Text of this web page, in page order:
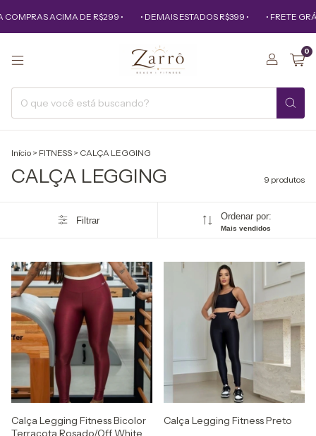
ACIMA DE R$299 • • DEMAIS ESTADOS R$399 • • FRETE
0
Início > FITNESS > CALÇA LEGGING
CALÇA LEGGING 9 produtos
Filtrar Ordenar por:
Mais vendidos
Calça Legging Fitness Bicolor
Terracota Rosado/Off White
Calça Legging Fitness Preto